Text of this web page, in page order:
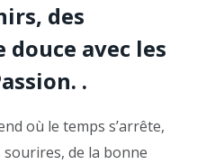
des
avec les
.
où le temps s’arrête,
de la bonne